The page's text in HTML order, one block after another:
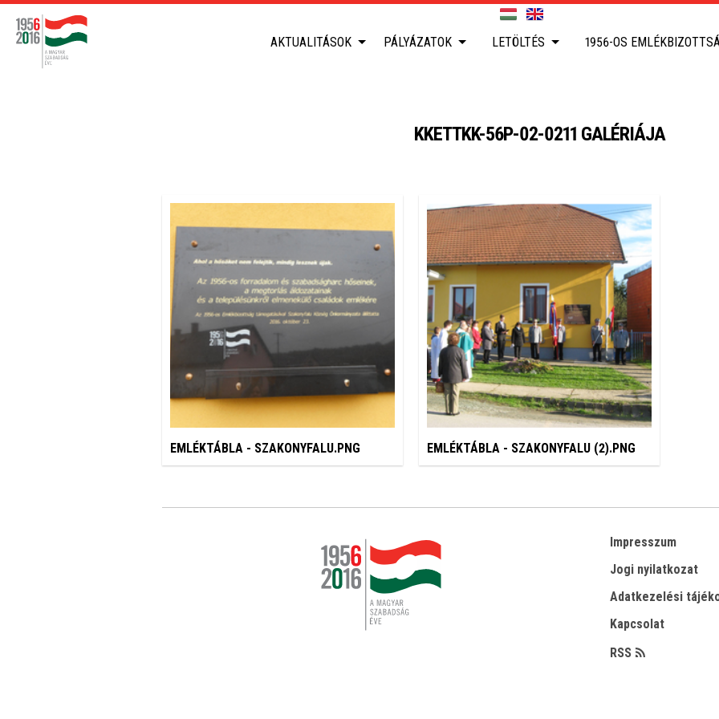
AKTUALITÁSOK PÁLYÁZATOK LETÖLTÉS 1956-OS
KKETTKK-56P-02-0211 GALÉRIÁJA
EMLÉKTÁBLA - SZAKONYFALU.PNG EMLÉKTÁBLA - SZAKONYFALU (2).PNG
Impresszum
Jogi nyilatkozat
Adatkezelési
Kapcsolat
RSS